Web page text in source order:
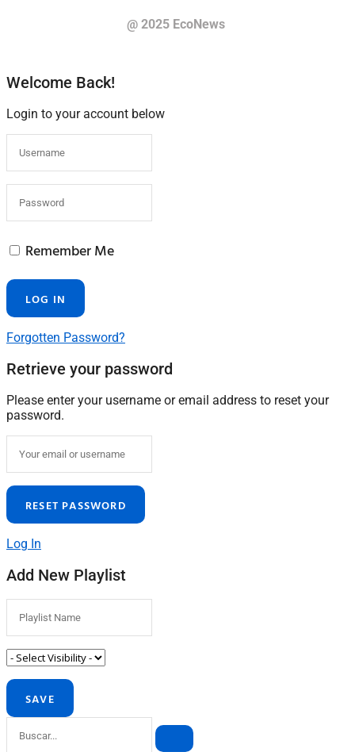
@ 2025 EcoNews
Welcome Back!
Login to your account below
Remember Me
Forgotten Password?
Retrieve your password
Please enter your username or email address to reset your
password.
Log In
Add New Playlist